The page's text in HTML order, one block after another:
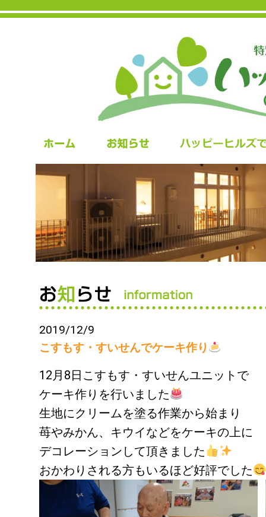
2019/12/9
こすもす・すいせんでケーキ作り
12月8日こすもす・すいせんユニットで
ケーキ作りを行いました
生地にクリームを塗る作業から始まり
苺やみかん、キウイなどをケーキの上に
デコレーションして頂きました
おかわりされる方もいるほど好評でした